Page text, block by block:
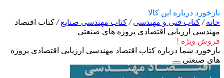
بازخورد درباره این کالا
خانه/ کتاب فنی و مهندسی/ کتاب مهندسی صنایع/ کتاب اقتصاد
مهندسی ارزیابی اقتصادی پروژه های صنعتی
فروش ویژه !
بازخورد شما درباره کتاب اقتصاد مهندسی ارزیابی اقتصادی پروژه
های صنعتی